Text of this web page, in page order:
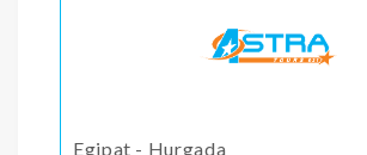
Egipat - Hurgada